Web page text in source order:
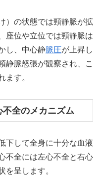
）の状態では頸静脈が拡
座位や立位では頸静脈は
し、中心静脈圧が上昇し
静脈怒張が観察され、こ
ます。
全のメカニズム
下して全身に十分な血液
不全には左心不全と右心
を呈します。